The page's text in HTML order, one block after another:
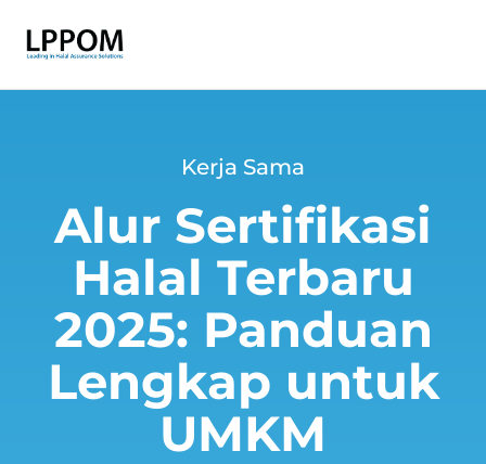
Kerja Sama
Alur Sertifikasi
Halal Terbaru
2025: Panduan
Lengkap untuk
UMKM